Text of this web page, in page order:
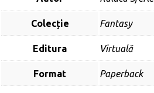
Colecție Fantasy
Editura Virtuală
Format Paperback